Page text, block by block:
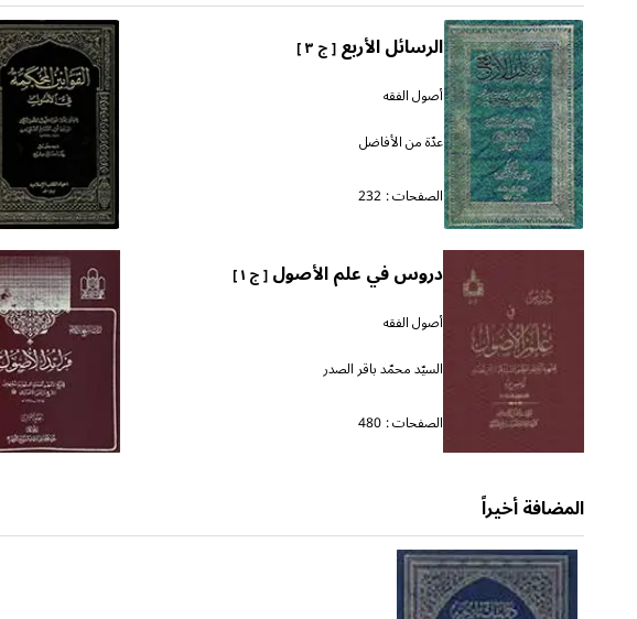
الرسائل الأربع[ ج ٣ ]
أصول الفقه
عدّة من الأفاضل
الصفحات : 232
دروس في علم الأصول[ ج ١ ]
أصول الفقه
السيّد محمّد باقر الصدر
الصفحات : 480
المضافة أخيراً